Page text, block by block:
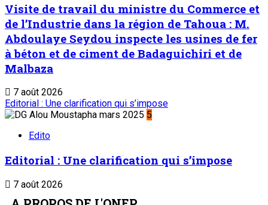
Visite de travail du ministre du Commerce et
de l’Industrie dans la région de Tahoua : M.
Abdoulaye Seydou inspecte les usines de fer
à béton et de ciment de Badaguichiri et de
Malbaza
7 août 2026
Editorial : Une clarification qui s’impose
5
Edito
Editorial : Une clarification qui s’impose
7 août 2026